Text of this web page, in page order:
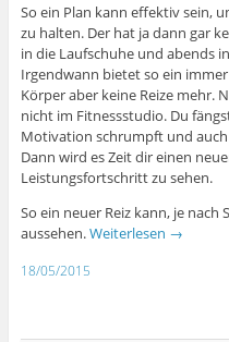
So ein Plan kann effektiv sein,
zu halten. Der hat ja dann gar
in die Laufschuhe und abends
Irgendwann bietet so ein
Körper aber keine Reize mehr.
nicht im Fitnessstudio. Du
Motivation schrumpft und
Dann wird es Zeit dir einen
Leistungsfortschritt zu sehen.
So ein neuer Reiz kann, je
aussehen.Weiterlesen →
18/05/2015